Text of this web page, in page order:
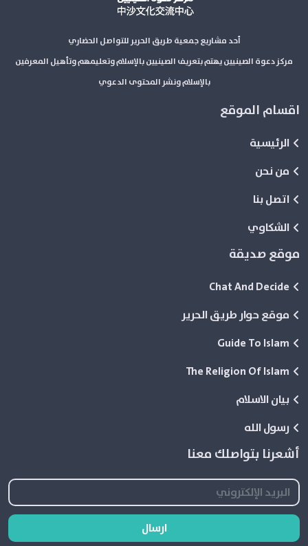
أحد مشاريع جمعية طريق الحرير للتواصل الحضاري
مركز دعوة الصينيين يهتم بتعريف الصينيين بالإسلام وتعليمهم وتأهيل المعرفين
بالإسلام ونشر المحتوى الدعوي
اقسام الموقع
الرئيسية
من نحن
اتصل بنا
الشكاوي
موقع صديقة
Chat And Decide
موقع حوار طريق الحرير
Guide To Islam
The Religion Of Islam
بيان الاسلام
رسول الله
أشعرنا بتواصلك معنا
ارسال